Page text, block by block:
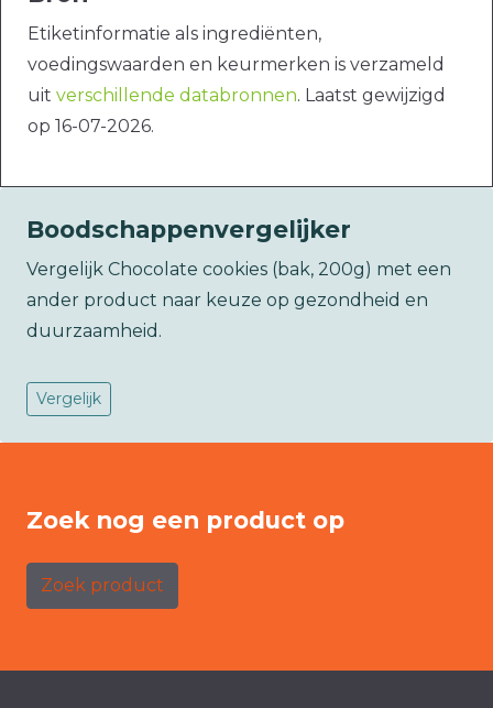
Etiketinformatie als ingrediënten,
voedingswaarden en keurmerken is verzameld
uit verschillende databronnen. Laatst gewijzigd
op 16-07-2026.
Boodschappenvergelijker
Vergelijk Chocolate cookies (bak, 200g) met een
ander product naar keuze op gezondheid en
duurzaamheid.
Vergelijk
Zoek nog een product op
Zoek product